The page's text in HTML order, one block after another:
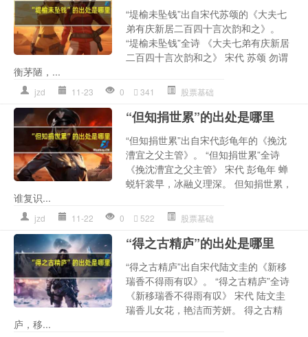
“堤榆未坠钱”出自宋代苏颂的《大夫七
弟有庆新居二百四十言次韵和之》。
“堤榆未坠钱”全诗 《大夫七弟有庆新居
二百四十言次韵和之》 宋代 苏颂 勿谓
衡茅陋，...
jzd 11-23 0 341 股票基础
“但知捐世累”的出处是哪里
“但知捐世累”出自宋代彭龟年的《挽沈
漕宜之父主管》。 “但知捐世累”全诗
《挽沈漕宜之父主管》 宋代 彭龟年 蝉
蜕轩裳早，冰融义理深。 但知捐世累，
谁复识...
jzd 11-22 0 522 股票基础
“得之古精庐”的出处是哪里
“得之古精庐”出自宋代陆文圭的《新移
瑞香不得雨有叹》。 “得之古精庐”全诗
《新移瑞香不得雨有叹》 宋代 陆文圭
瑞香儿女花，艳洁而芳妍。 得之古精
庐，移...